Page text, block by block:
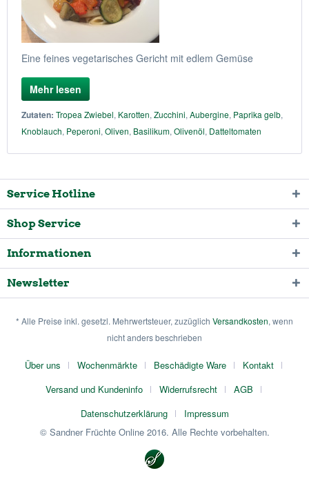
Eine feines vegetarisches Gericht mit edlem Gemüse
Mehr lesen
Zutaten: Tropea Zwiebel, Karotten, Zucchini, Aubergine, Paprika gelb,
Knoblauch, Peperoni, Oliven, Basilikum, Olivenöl, Datteltomaten
Service Hotline
Shop Service
Informationen
Newsletter
* Alle Preise inkl. gesetzl. Mehrwertsteuer, zuzüglich Versandkosten, wenn
nicht anders beschrieben
Über uns Wochenmärkte Beschädigte Ware
Kontakt
Versand und Kundeninfo
Widerrufsrecht
AGB
Datenschutzerklärung
Impressum
© Sandner Früchte Online 2016. Alle Rechte vorbehalten.